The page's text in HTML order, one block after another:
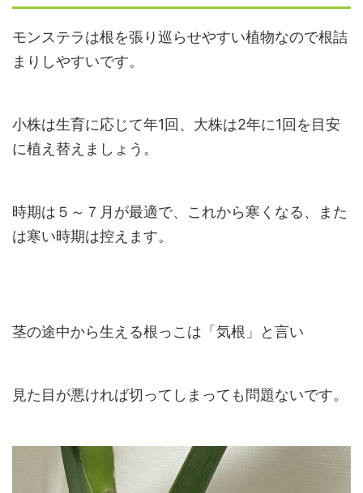
モンステラは根を張り巡らせやすい植物なので根詰
まりしやすいです。
小株は生育に応じて年1回、大株は2年に1回を目安
に植え替えましょう。
時期は５～７月が最適で、これから寒くなる、また
は寒い時期は控えます。
茎の途中から生える根っこは「気根」と言い
見た目が悪ければ切ってしまっても問題ないです。